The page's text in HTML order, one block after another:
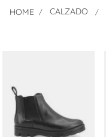
CALZADO